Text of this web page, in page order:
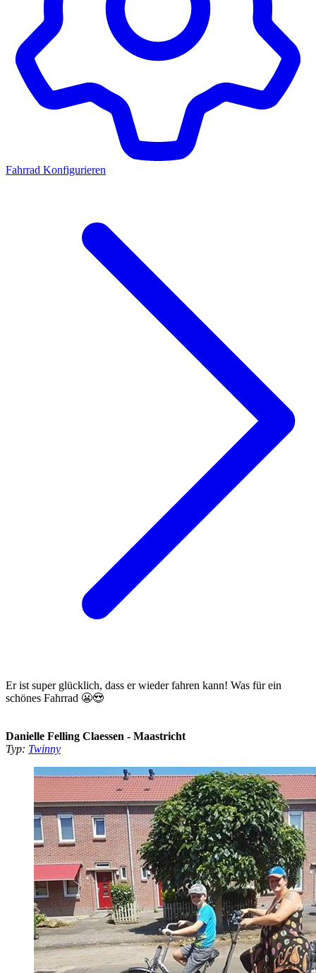
Fahrrad Konfigurieren
Er ist super glücklich, dass er wieder fahren kann! Was für ein
schönes Fahrrad 😬😍
Danielle Felling Claessen - Maastricht
Typ: Twinny